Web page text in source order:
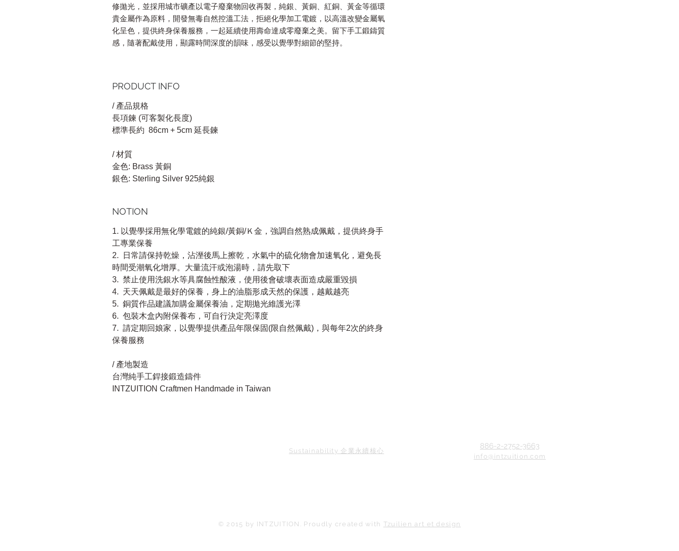
修拋光，並採用城市礦產以電子廢棄物回收再製，純銀、黃銅、紅銅、黃金等循環
貴金屬作為原料，開發無毒自然控溫工法，拒絕化學加工電鍍，以高溫改變金屬氧
化呈色，提供終身保養服務，一起延續使用壽命達成零廢棄之美。留下手工鍛鑄質
感，隨著配戴使用，顯露時間深度的韻味，感受以覺學對細節的堅持。
PRODUCT INFO
/ 產品規格
長項鍊 (可客製化長度)
標準長約 86cm + 5cm 延長鍊
/ 材質
金色: Brass 黃銅
銀色: Sterling Silver 925純銀
NOTION
1. 以覺學採用無化學電鍍的純銀/黃銅/Ｋ金，強調自然熟成佩戴，提供終身手
工專業保養
2. 日常請保持乾燥，沾溼後馬上擦乾，水氣中的硫化物會加速氧化，避免長
時間受潮氧化增厚。大量流汗或泡湯時，請先取下
3. 禁止使用洗銀水等具腐蝕性酸液，使用後會破壞表面造成嚴重毀損
4. 天天佩戴是最好的保養，身上的油脂形成天然的保護，越戴越亮
5. 銅質作品建議加購金屬保養油，定期拋光維護光澤
6. 包裝木盒內附保養布，可自行決定亮澤度
7. 請定期回娘家，以覺學提供產品年限保固(限自然佩戴)，與每年2次的終身
保養服務
/ 產地製造
台灣純手工銲接鍛造鑄件
INTZUITION Craftmen Handmade in Taiwan
© 2015 by INTZUITION. Proudly created with Tzuilien art et design
886-2-2752-3663
info@intzuition.com
Sustainability 企業永續核心